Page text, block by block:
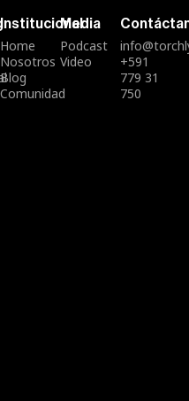
Institucional
Home
Nosotros
Blog
Comunidad
Media
Podcast
Video
+591
779 31
750